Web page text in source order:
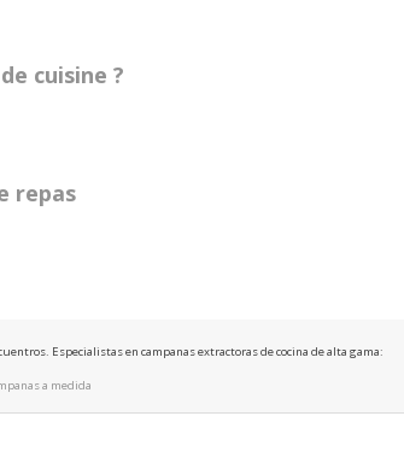
cuisine ?
repas
Especialistas en campanas extractoras de cocina de alta gama:
a medida